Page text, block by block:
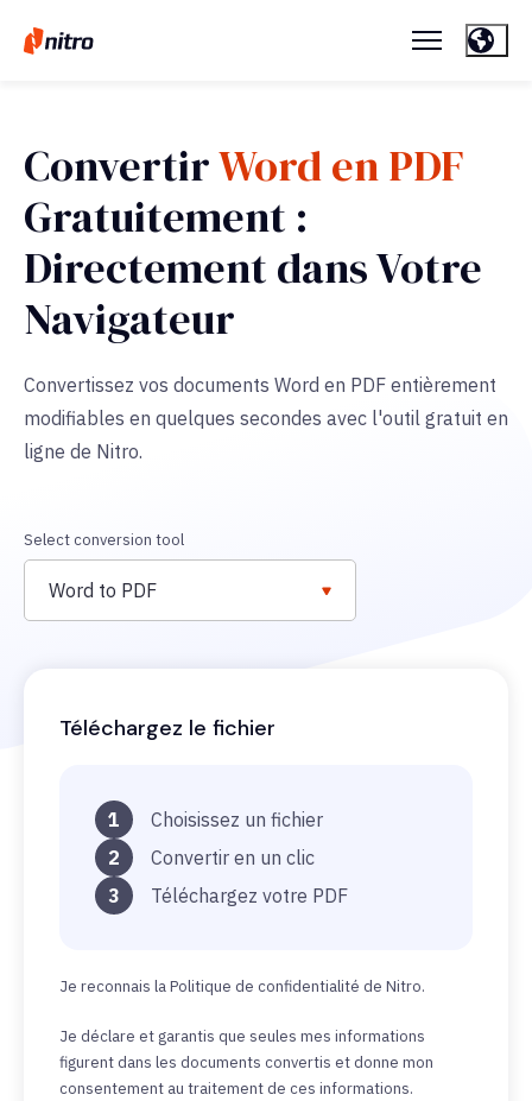
ConvertirWord en PDF
Gratuitement :
Directement dans Votre
Navigateur
Convertissez vos documents Word en PDF entièrement
modifiables en quelques secondes avec l'outil gratuit en
ligne de Nitro.
Select conversion tool
Word to PDF
Téléchargez le fichier
1
Choisissez un fichier
2
Convertir en un clic
3
Téléchargez votre PDF
Je reconnais la Politique de confidentialité de Nitro.
Je déclare et garantis que seules mes informations
figurent dans les documents convertis et donne mon
consentement au traitement de ces informations.